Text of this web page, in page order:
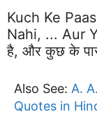
Kuch Ke
Nahi, ... Aur
है, और कुछ के
Also See: A.
Quotes in